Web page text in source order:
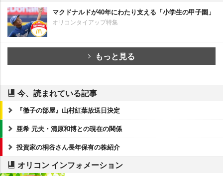
マクドナルドが40年にわたり支える「小学生の甲子園」
オリコンタイアップ特集
もっと見る
今、読まれている記事
『徹子の部屋』山村紅葉放送日決定
亜希 元夫・清原和博との現在の関係
投資家の桐谷さん長年保有の株紹介
オリコン インフォメーション